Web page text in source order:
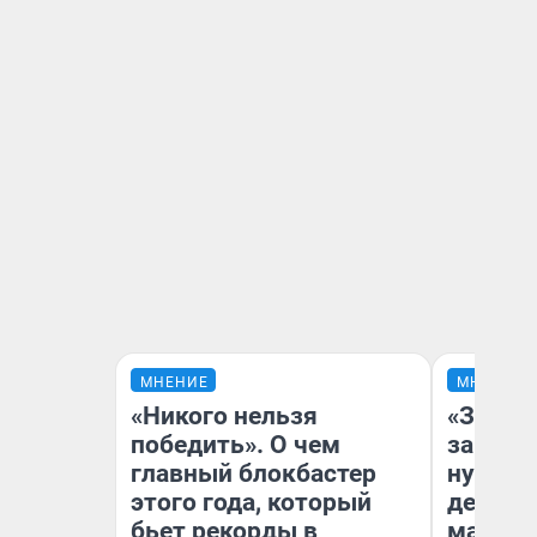
МНЕНИЕ
«Никого нельзя
победить». О чем
главный блокбастер
этого года, который
бьет рекорды в
МНЕНИЕ
дела с